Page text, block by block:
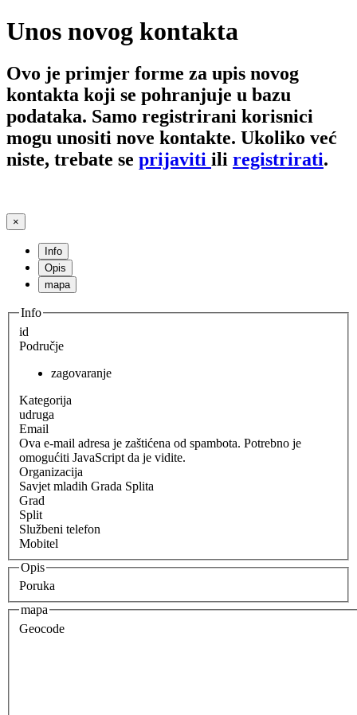
Unos novog kontakta
Ovo je primjer forme za upis novog
kontakta koji se pohranjuje u bazu
podataka. Samo registrirani korisnici
mogu unositi nove kontakte. Ukoliko već
niste, trebate se prijaviti ili registrirati.
×
Info
Opis
mapa
Info
id
Područje
zagovaranje
Kategorija
udruga
Email
Ova e-mail adresa je zaštićena od spambota. Potrebno je
omogućiti JavaScript da je vidite.
Organizacija
Savjet mladih Grada Splita
Grad
Split
Službeni telefon
Mobitel
Opis
Poruka
mapa
Geocode